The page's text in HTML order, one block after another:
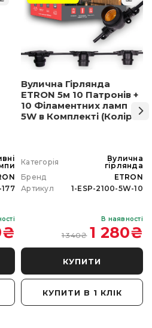
177
₴
Вулична Гірлянда
ETRON 5м 10 Патронів +
10 Філаментних ламп
5W в Комплекті (Колір
Категорія
Вулична
гірлянда
Бренд
ETRON
Артикул
1-ESP-2100-5W-10
В наявності
1 340₴ 1 280₴
КУПИТИ
КУПИТИ В 1 КЛІК